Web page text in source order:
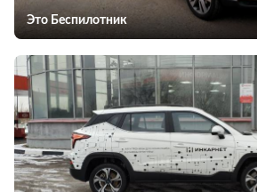
Это Беспилотник